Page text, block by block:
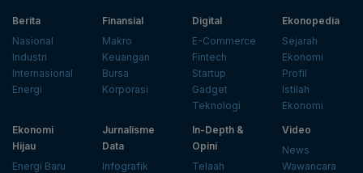
Berita
Nasional
Industri
Internasional
Energi
Finansial
Makro
Keuangan
Bursa
Korporasi
Digital
E-Commerce
Fintech
Startup
Gadget
Teknologi
Ekonopedia
Sejarah
Ekonomi
Profil
Istilah
Ekonomi
Ekonomi
Hijau
Energi Baru
Jurnalisme
Data
Infografik
In-Depth &
Opini
Telaah
Video
News
Wawancara